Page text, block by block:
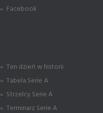
» Facebook
» Ten dzień w historii
» Tabela Serie A
» Strzelcy Serie A
» Terminarz Serie A